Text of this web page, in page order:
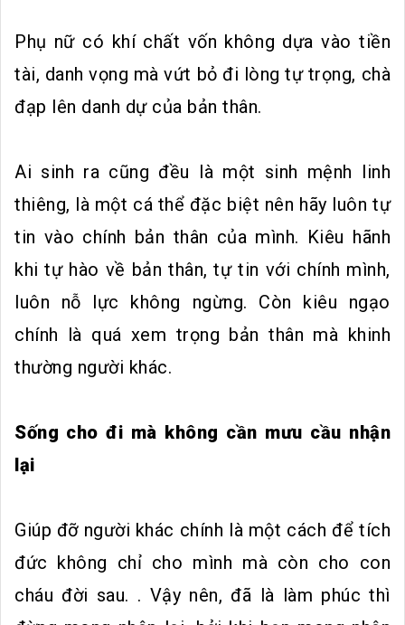
Phụ nữ có khí chất vốn không dựa vào tiền
tài, danh vọng mà vứt bỏ đi lòng tự trọng, chà
đạp lên danh dự của bản thân.
Ai sinh ra cũng đều là một sinh mệnh linh
thiêng, là một cá thể đặc biệt nên hãy luôn tự
tin vào chính bản thân của mình. Kiêu hãnh
khi tự hào về bản thân, tự tin với chính mình,
luôn nỗ lực không ngừng. Còn kiêu ngạo
chính là quá xem trọng bản thân mà khinh
thường người khác.
Sống cho đi mà không cần mưu cầu nhận
lại
Giúp đỡ người khác chính là một cách để tích
đức không chỉ cho mình mà còn cho con
cháu đời sau. . Vậy nên, đã là làm phúc thì